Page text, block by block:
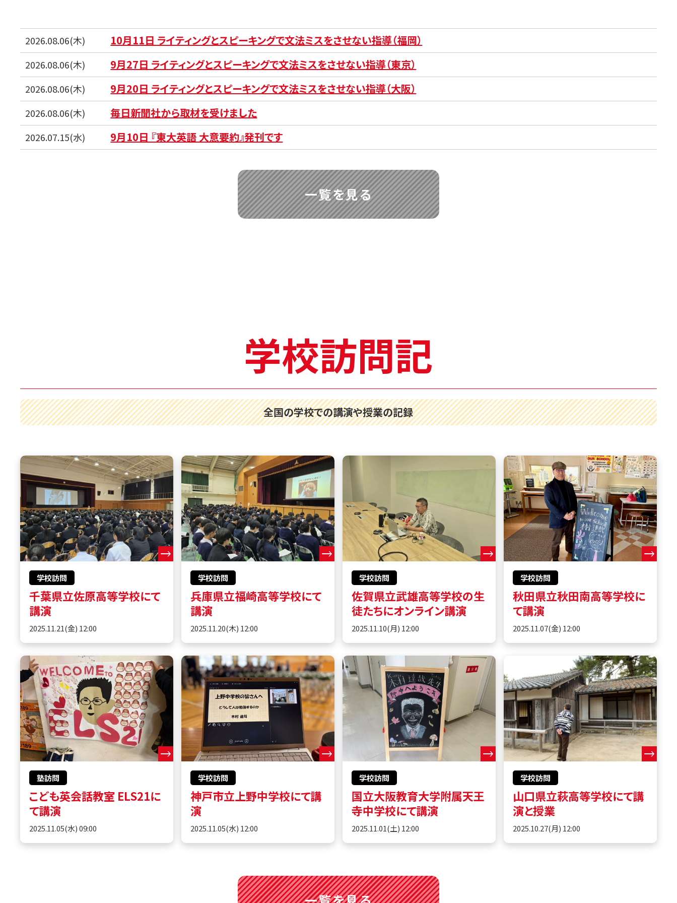
2026.08.06(木) 10月11日 ライティングとスピーキングで文法ミスをさせない指導（福岡）
2026.08.06(木) 9月27日 ライティングとスピーキングで文法ミスをさせない指導（東京）
2026.08.06(木) 9月20日 ライティングとスピーキングで文法ミスをさせない指導（大阪）
2026.08.06(木) 毎日新聞社から取材を受けました
2026.07.15(水) 9月10日 『東大英語 大意要約』発刊です
一覧を見る
学校訪問記
全国の学校での講演や授業の記録
学校訪問
千葉県立佐原高等学校にて
講演
2025.11.21(金) 12:00
学校訪問
兵庫県立福崎高等学校にて
講演
2025.11.20(木) 12:00
学校訪問
佐賀県立武雄高等学校の生
徒たちにオンライン講演
2025.11.10(月) 12:00
学校訪問
秋田県立秋田南高等学校に
て講演
2025.11.07(金) 12:00
塾訪問
こども英会話教室 ELS21に
て講演
2025.11.05(水) 09:00
学校訪問
神戸市立上野中学校にて講
演
2025.11.05(水) 12:00
学校訪問
国立大阪教育大学附属天王
寺中学校にて講演
2025.11.01(土) 12:00
学校訪問
山口県立萩高等学校にて講
演と授業
2025.10.27(月) 12:00